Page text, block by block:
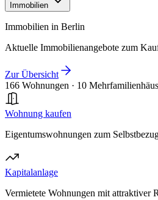
Immobilien
Immobilien in Berlin
Aktuelle Immobilienangebote zum
Zur Übersicht
166 Wohnungen · 10
Wohnung kaufen
Eigentumswohnungen zum
Kapitalanlage
Vermietete Wohnungen mit attraktiver